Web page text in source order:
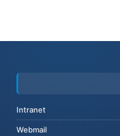
Intranet
Webmail